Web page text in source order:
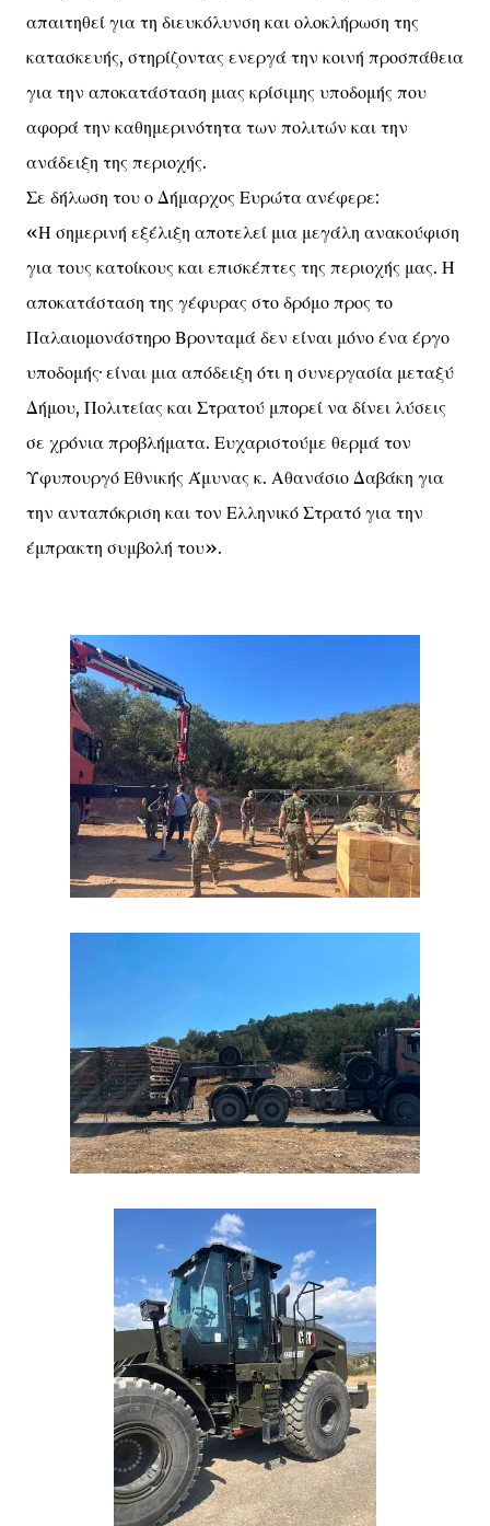
απαιτηθεί για τη διευκόλυνση και ολοκλήρωση της
κατασκευής, στηρίζοντας ενεργά την κοινή προσπάθεια
για την αποκατάσταση μιας κρίσιμης υποδομής που
αφορά την καθημερινότητα των πολιτών και την
ανάδειξη της περιοχής.
Σε δήλωση του ο Δήμαρχος Ευρώτα ανέφερε:
«Η σημερινή εξέλιξη αποτελεί μια μεγάλη ανακούφιση
για τους κατοίκους και επισκέπτες της περιοχής μας. Η
αποκατάσταση της γέφυρας στο δρόμο προς το
Παλαιομονάστηρο Βρονταμά δεν είναι μόνο ένα έργο
υποδομής· είναι μια απόδειξη ότι η συνεργασία μεταξύ
Δήμου, Πολιτείας και Στρατού μπορεί να δίνει λύσεις
σε χρόνια προβλήματα. Ευχαριστούμε θερμά τον
Υφυπουργό Εθνικής Άμυνας κ. Αθανάσιο Δαβάκη για
την ανταπόκριση και τον Ελληνικό Στρατό για την
έμπρακτη συμβολή του».